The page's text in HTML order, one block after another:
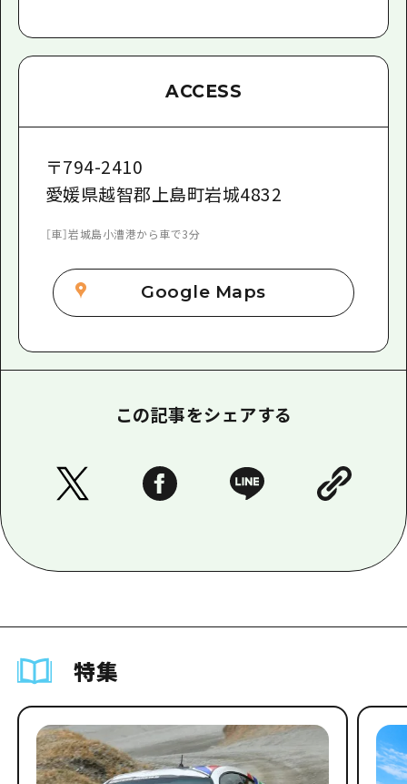
ACCESS
〒794-2410
愛媛県越智郡上島町岩城4832
［車］岩城島小漕港から車で3分
Google Maps
この記事をシェアする
特集